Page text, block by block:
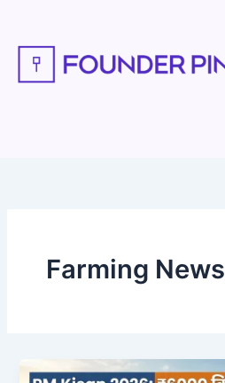
content
Farming News